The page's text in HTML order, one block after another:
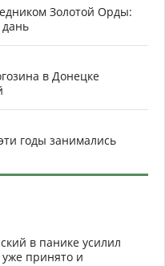
Золотой Орды:
в Донецке
годы занимались
в панике усилил
принято и